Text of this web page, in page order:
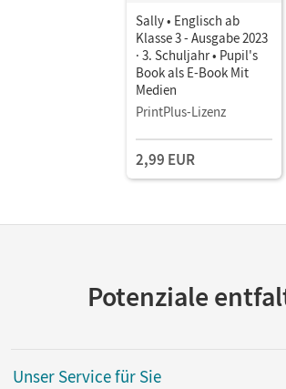
Sally • Englisch ab
Klasse 3 - Ausgabe 2023
· 3. Schuljahr • Pupil's
Book als E-Book Mit
Medien
PrintPlus-Lizenz
2,99 EUR
Potenziale
Unser Service für Sie